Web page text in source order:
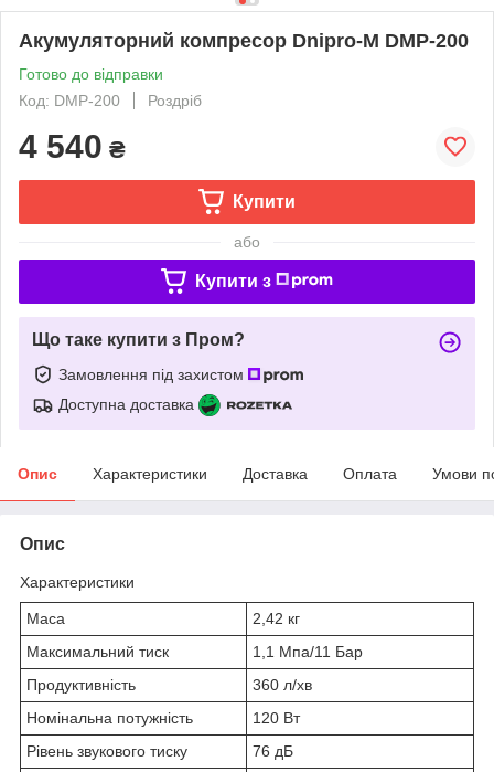
Акумуляторний компресор Dnipro-M DMP-200
Готово до відправки
Код: DMP-200
Роздріб
4 540 ₴
Купити
або
Купити з
Що таке купити з Пром?
Замовлення під захистом
Доступна доставка
Опис Характеристики Доставка Оплата Умови
Опис
Характеристики
Маса
2,42 кг
Максимальний тиск
1,1 Мпа/11 Бар
Продуктивність
360 л/хв
Номінальна потужність
120 Вт
Рівень звукового тиску
76 дБ